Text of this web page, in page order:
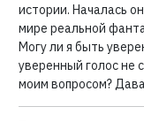
истории. Началась
мире реальной
Могу ли я быть
уверенный голос не
моим вопросом?